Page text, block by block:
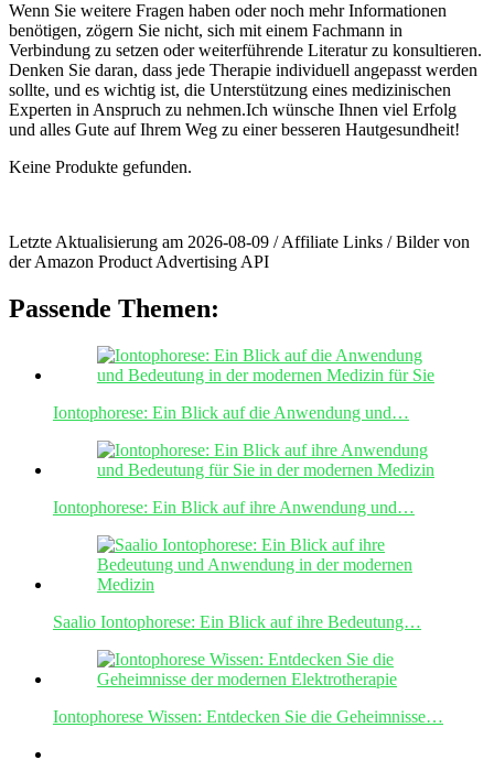
Wenn Sie‌ weitere Fragen haben oder noch‌ mehr ⁣Informationen
benötigen, zögern Sie nicht, sich⁤ mit einem Fachmann in
Verbindung zu setzen oder weiterführende Literatur ‍zu konsultieren.
Denken Sie daran, dass jede Therapie ⁣individuell angepasst werden
sollte, und es wichtig ist, die Unterstützung eines medizinischen
Experten in Anspruch zu nehmen.Ich wünsche Ihnen viel Erfolg
und alles‌ Gute auf Ihrem Weg zu ⁣einer besseren Hautgesundheit!
Keine Produkte gefunden.
Letzte Aktualisierung am 2026-08-09 / Affiliate Links / Bilder von
der Amazon Product Advertising API
Passende Themen:
Iontophorese: Ein Blick auf die Anwendung und…
Iontophorese: Ein Blick auf ihre Anwendung und…
Saalio Iontophorese: Ein Blick auf ihre Bedeutung…
Iontophorese Wissen: Entdecken Sie die Geheimnisse…